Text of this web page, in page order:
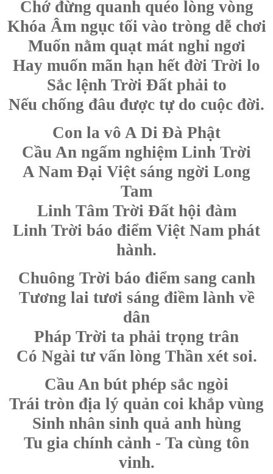
Chớ đừng quanh quéo lòng vòng
Khóa Âm ngục tối vào tròng dễ chơi
Muốn nằm quạt mát nghỉ ngơi
Hay muốn mãn hạn hết đời Trời lo
Sắc lệnh Trời Đất phải to
Nếu chống đâu được tự do cuộc đời.
Con la vô A Di Đà Phật
Cầu An ngấm nghiệm Linh Trời
A Nam Đại Việt sáng ngời Long
Tam
Linh Tâm Trời Đất hội đàm
Linh Trời báo điểm Việt Nam phát
hành.
Chuông Trời báo điểm sang canh
Tương lai tươi sáng điềm lành về
dân
Pháp Trời ta phải trọng trân
Có Ngài tư vấn lòng Thần xét soi.
Cầu An bút phép sắc ngòi
Trái tròn địa lý quản coi khắp vùng
Sinh nhân sinh quả anh hùng
Tu gia chính cảnh - Ta cùng tôn
vinh.